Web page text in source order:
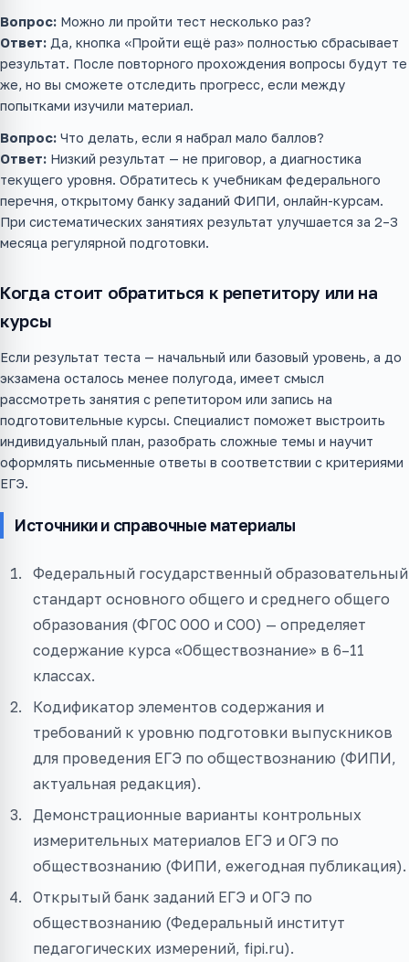
Вопрос: Можно ли пройти тест несколько раз?
Ответ: Да, кнопка «Пройти ещё раз» полностью сбрасывает
результат. После повторного прохождения вопросы будут те
же, но вы сможете отследить прогресс, если между
попытками изучили материал.
Вопрос: Что делать, если я набрал мало баллов?
Ответ: Низкий результат — не приговор, а диагностика
текущего уровня. Обратитесь к учебникам федерального
перечня, открытому банку заданий ФИПИ, онлайн-курсам.
При систематических занятиях результат улучшается за 2–3
месяца регулярной подготовки.
Когда стоит обратиться к репетитору или на
курсы
Если результат теста — начальный или базовый уровень, а до
экзамена осталось менее полугода, имеет смысл
рассмотреть занятия с репетитором или запись на
подготовительные курсы. Специалист поможет выстроить
индивидуальный план, разобрать сложные темы и научит
оформлять письменные ответы в соответствии с критериями
ЕГЭ.
Источники и справочные материалы
Федеральный государственный образовательный
стандарт основного общего и среднего общего
образования (ФГОС ООО и СОО) — определяет
содержание курса «Обществознание» в 6–11
классах.
Кодификатор элементов содержания и
требований к уровню подготовки выпускников
для проведения ЕГЭ по обществознанию (ФИПИ,
актуальная редакция).
Демонстрационные варианты контрольных
измерительных материалов ЕГЭ и ОГЭ по
обществознанию (ФИПИ, ежегодная публикация).
Открытый банк заданий ЕГЭ и ОГЭ по
обществознанию (Федеральный институт
педагогических измерений, fipi.ru).